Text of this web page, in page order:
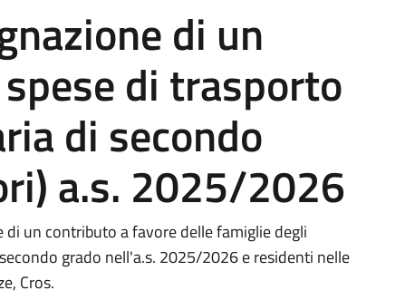
di un
di trasporto
di secondo
a.s. 2025/2026
un contributo a favore delle famiglie degli
grado nell'a.s. 2025/2026 e residenti nelle
Cros.